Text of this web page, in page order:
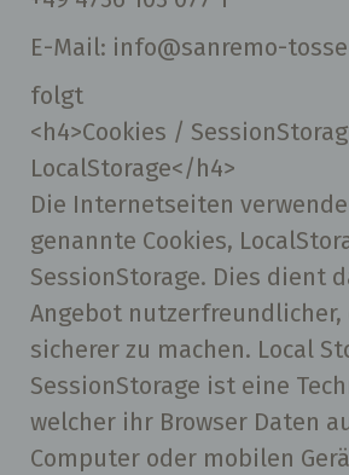
E-Mail: info@sanremo-
folgt
<h4>Cookies /
LocalStorage</h4>
Die Internetseiten
genannte Cookies,
SessionStorage. Dies dient
Angebot
sicherer zu machen. Local
SessionStorage ist eine
welcher ihr Browser Daten
Computer oder mobilen